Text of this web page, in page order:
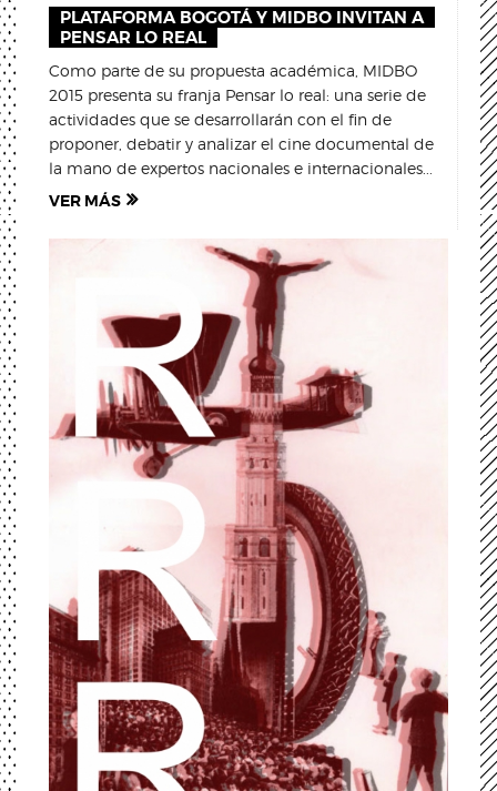
PLATAFORMA BOGOTÁ Y MIDBO INVITAN A
PENSAR LO REAL
Como parte de su propuesta académica, MIDBO
2015 presenta su franja Pensar lo real: una serie de
actividades que se desarrollarán con el fin de
proponer, debatir y analizar el cine documental de
la mano de expertos nacionales e internacionales...
VER MÁS